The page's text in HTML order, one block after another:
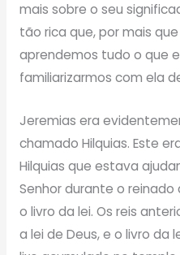
mais sobre o seu
tão rica que, por mais
aprendemos tudo o que
familiarizarmos com ela
Jeremias era
chamado Hilquias. Este
Hilquias que estava
Senhor durante o reinado
o livro da lei. Os reis
a lei de Deus, e o livro da